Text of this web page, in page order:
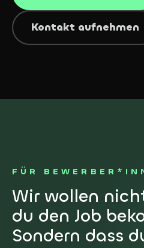
Kontakt aufnehmen
FÜR
Wir wollen
du den Job
Sondern dass